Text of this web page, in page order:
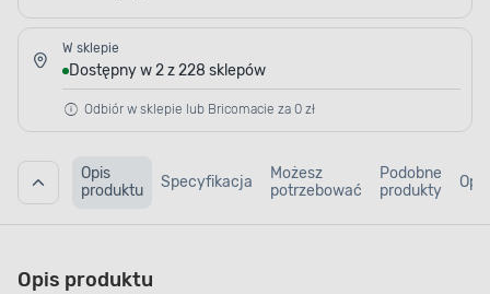
W sklepie
Dostępny w 2 z 228 sklepów
Odbiór w sklepie lub Bricomacie za 0 zł
Opis
produktu
Specyfikacja
Możesz
potrzebować
Podobne
produkty
Opis produktu